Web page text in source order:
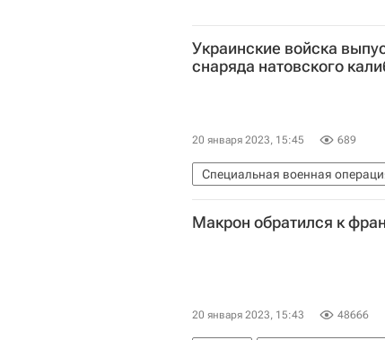
Украинские войска
снаряда натовского
20 января 2023, 15:45 689
Специальная военная
Донецкая Народная
Макрон обратился к
20 января 2023, 15:43 48666